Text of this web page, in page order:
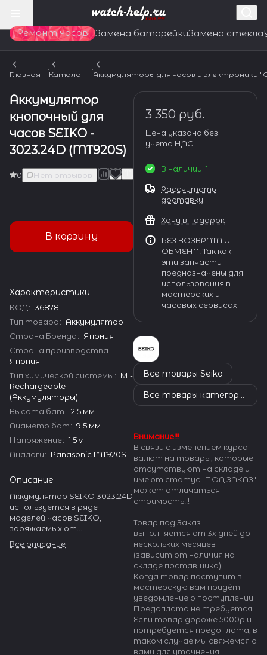
Ремонт часов Замена батарейкиЗамена стекла
Главная Каталог Аккумуляторы для часов и электроники
Аккумулятор
кнопочный для
часов SEIKO -
3023.24D (MT920S)
0 Нет отзывов
В корзину
Характеристики
КОД: 36878
Тип товара: Аккумулятор
Страна Бренда: Япония
Страна производства:
Япония
Тип химической системы: М -
Rechargeable
(Аккумуляторы)
Высота бат: 2.5 мм
Диаметр бат: 9.5 мм
Напряжение: 1.5 v
Аналоги: Panasonic MT920S
Описание
Аккумулятор SEIKO 3023.24D
используется в ряде
моделей часов SEIKO,
заряжаемых от
энергии.
Все описание
3 350 руб.
Цена указана без
учета НДС
В наличии: 1
Рассчитать
доставку
Хочу в подарок
БЕЗ ВОЗВРАТА И
ОБМЕНА! Так как
эти запчасти
предназначены для
использования в
мастерских и
часовых сервисах.
Все товары Seiko
Все товары категории
Внимание!!!
В связи с изменением курса
валют на товары, которые
отсутствуют на складе и
имеют статус "ПОД ЗАКАЗ"
может отличаться
стоимость!!!
Товар под Заказ
выполняется от 3х дней до
нескольких месяцев
(зависит от наличия на
складе поставщика)
Когда товар поступит в
мастерскую вам придёт
уведомление о поступлении.
Предоплата не требуется.
Если товар дороже 5000р и
потребуется предоплата, в
таком случае мы свяжемся с
вами для уточнения